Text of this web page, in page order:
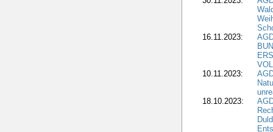
16.11.2023:
10.11.2023:
18.10.2023: